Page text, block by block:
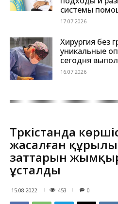
системы
17.07.2026
Хирургия без
уникальные
сегодня
16.07.2026